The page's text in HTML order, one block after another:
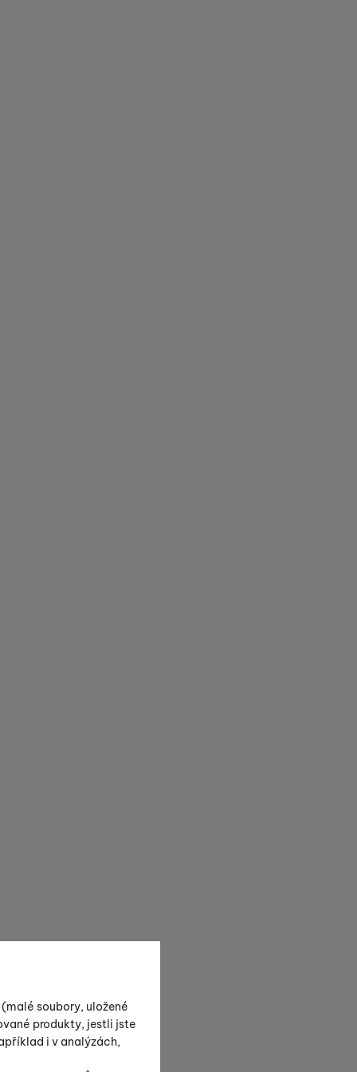
soubory, uložené
produkty, jestli jste
i v analýzách,